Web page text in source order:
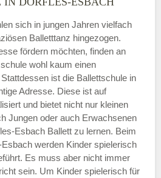
HINZUFÜGEN
—
HINZUFÜGEN
sich in jungen Jahren vielfach
Balletttanz hingezogen.
fördern möchten, finden an
wohl kaum einen
ist die Ballettschule in
Adresse. Diese ist auf
und bietet nicht nur kleinen
Jungen oder auch Erwachsenen
Esbach Ballett zu lernen. Beim
werden Kinder spielerisch
Es muss aber nicht immer
sein. Um Kinder spielerisch für